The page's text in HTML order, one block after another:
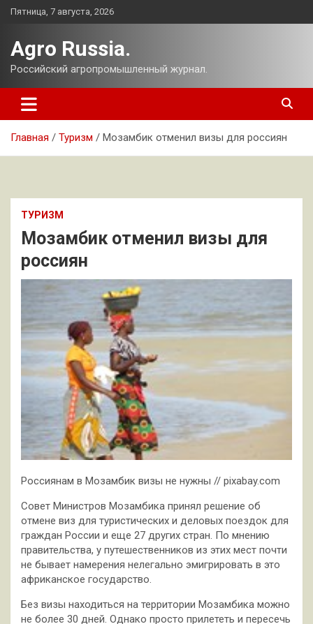
Перейти
Пятница, 7 августа, 2026
Agro Russia.
Российский агропромышленный журнал.
Главная Туризм Мозамбик отменил визы для россиян
ТУРИЗМ
Мозамбик отменил визы для
россиян
Россиянам в Мозамбик визы не нужны // pixabay.com
Совет Министров Мозамбика принял решение об
отмене виз для туристических и деловых поездок для
граждан России и еще 27 других стран. По мнению
правительства, у путешественников из этих мест почти
не бывает намерения нелегально эмигрировать в это
африканское государство.
Без визы находиться на территории Мозамбика можно
не более 30 дней. Однако просто прилететь и пересечь